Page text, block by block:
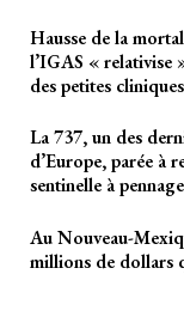
Hausse de la
l’IGAS « relativise
des petites cliniques
La 737, un des
d’Europe, parée à
sentinelle à pennage
Au Nouveau-
millions de dollars